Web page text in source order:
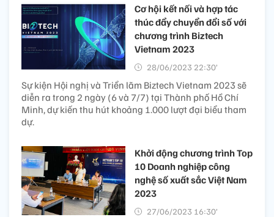
Cơ hội kết nối và hợp tác
thúc đẩy chuyển đổi số với
chương trình Biztech
Vietnam 2023
28/06/2023 22:30’
Sự kiện Hội nghị và Triển lãm Biztech Vietnam 2023 sẽ
diễn ra trong 2 ngày (6 và 7/7) tại Thành phố Hồ Chí
Minh, dự kiến thu hút khoảng 1.000 lượt đại biểu tham
dự.
Khởi động chương trình Top
10 Doanh nghiệp công
nghệ số xuất sắc Việt Nam
2023
27/06/2023 16:30’